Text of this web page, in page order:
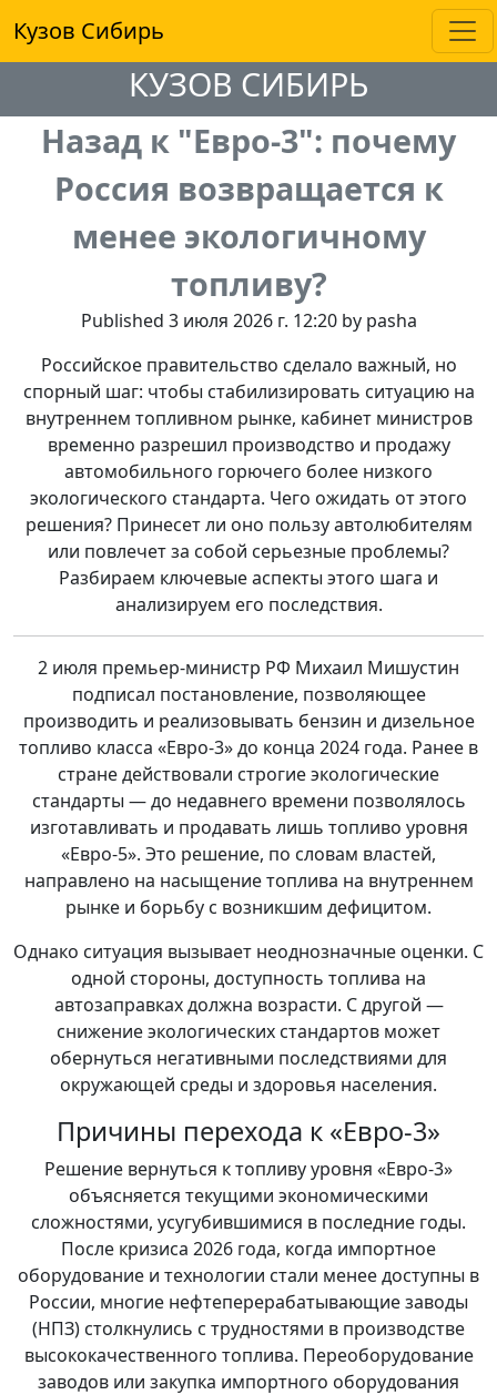
Кузов Сибирь
КУЗОВ СИБИРЬ
Назад к "Евро-3": почему
Россия возвращается к
менее экологичному
топливу?
Published 3 июля 2026 г. 12:20 by pasha
Российское правительство сделало важный, но
спорный шаг: чтобы стабилизировать ситуацию на
внутреннем топливном рынке, кабинет министров
временно разрешил производство и продажу
автомобильного горючего более низкого
экологического стандарта. Чего ожидать от этого
решения? Принесет ли оно пользу автолюбителям
или повлечет за собой серьезные проблемы?
Разбираем ключевые аспекты этого шага и
анализируем его последствия.
2 июля премьер-министр РФ Михаил Мишустин
подписал постановление, позволяющее
производить и реализовывать бензин и дизельное
топливо класса «Евро-3» до конца 2024 года. Ранее в
стране действовали строгие экологические
стандарты — до недавнего времени позволялось
изготавливать и продавать лишь топливо уровня
«Евро-5». Это решение, по словам властей,
направлено на насыщение топлива на внутреннем
рынке и борьбу с возникшим дефицитом.
Однако ситуация вызывает неоднозначные оценки. С
одной стороны, доступность топлива на
автозаправках должна возрасти. С другой —
снижение экологических стандартов может
обернуться негативными последствиями для
окружающей среды и здоровья населения.
Причины перехода к «Евро-3»
Решение вернуться к топливу уровня «Евро-3»
объясняется текущими экономическими
сложностями, усугубившимися в последние годы.
После кризиса 2026 года, когда импортное
оборудование и технологии стали менее доступны в
России, многие нефтеперерабатывающие заводы
(НПЗ) столкнулись с трудностями в производстве
высококачественного топлива. Переоборудование
заводов или закупка импортного оборудования